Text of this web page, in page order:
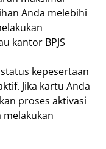
Anda melebihi
kantor BPJS
kepesertaan
Jika kartu Anda
proses aktivasi